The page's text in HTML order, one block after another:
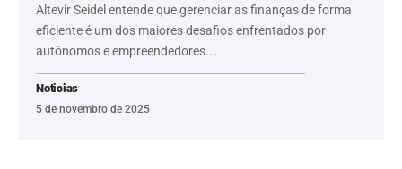
Altevir Seidel entende que gerenciar as finanças de forma
eficiente é um dos maiores desafios enfrentados por
autônomos e empreendedores.…
Noticias
5 de novembro de 2025